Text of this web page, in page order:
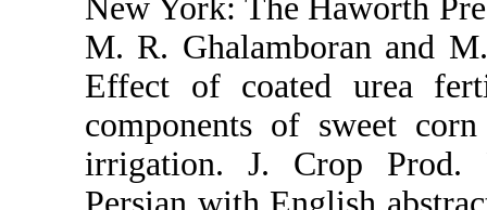
New York:
M. R.
Effect of
irrigation.